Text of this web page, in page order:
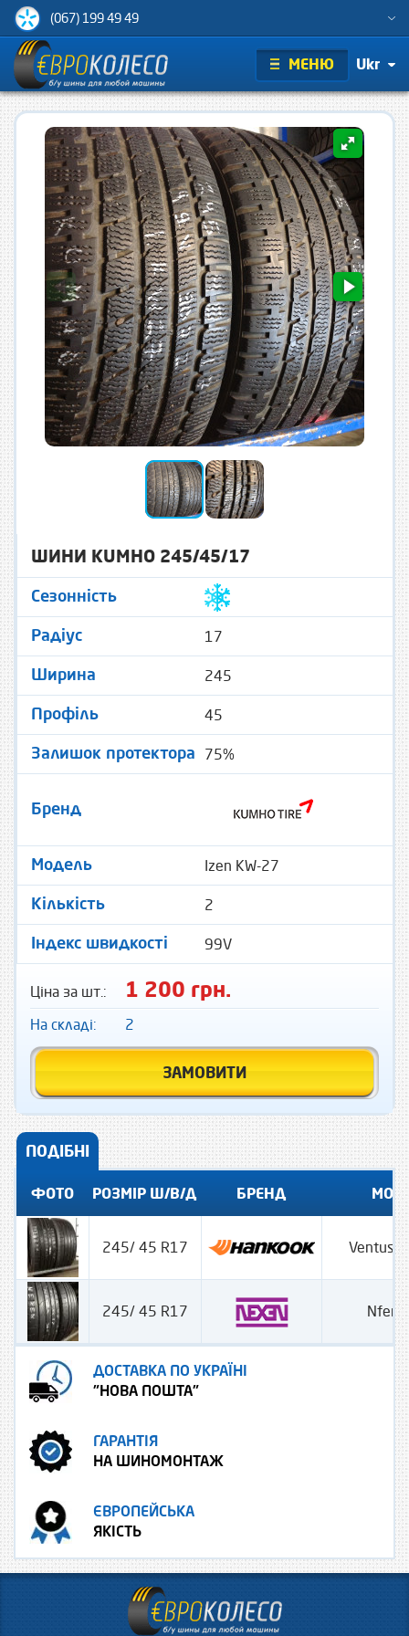
(067) 199 49 49
МЕНЮ Ukr
ШИНИ KUMHO 245/45/17
Сезонність
Радіус 17
Ширина 245
Профіль 45
Залишок протектора 75%
Бренд
Модель Izen KW-27
Кількість 2
Індекс швидкості 99V
Ціна за шт.: 1 200 грн.
На складі: 2
ЗАМОВИТИ
ПОДІБНІ
ФОТО РОЗМІР Ш/В/Д БРЕНД
245/ 45 R17 Ventus
245/ 45 R17 Nfera
ДОСТАВКА ПО УКРАЇНІ
"НОВА ПОШТА"
ГАРАНТІЯ
НА ШИНОМОНТАЖ
ЄВРОПЕЙСЬКА
ЯКІСТЬ